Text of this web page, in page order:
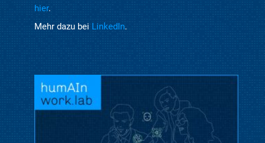
hier.
Mehr dazu bei LinkedIn.